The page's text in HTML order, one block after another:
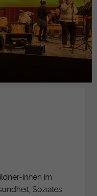
innen im
Soziales